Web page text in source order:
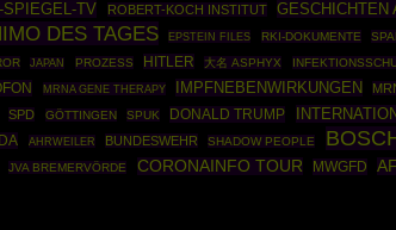
SPIEGEL-TV ROBERT-KOCH INSTITUT GESCHICHTEN
DES TAGES EPSTEIN FILES RKI-DOKUMENTE
JAPAN PROZESS HITLER 大名 ASPHYX
MRNA GENE THERAPY IMPFNEBENWIRKUNGEN
SPD GÖTTINGEN SPUK DONALD TRUMP
AHRWEILER BUNDESWEHR SHADOW PEOPLE
JVA BREMERVÖRDE CORONAINFO TOUR MWGFD